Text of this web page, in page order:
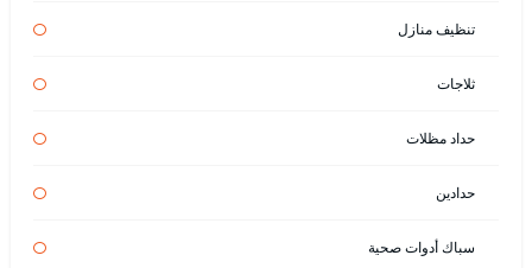
تنظيف منازل
ثلاجات
حداد مظلات
حدادين
سباك أدوات صحية